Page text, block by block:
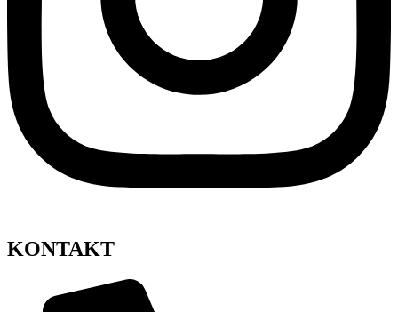
KONTAKT